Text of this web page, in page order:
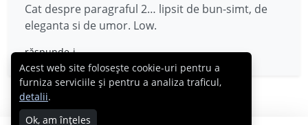
Cat despre paragraful 2… lipsit de bun-simt, de
eleganta si de umor. Low.
răspunde-i
Acest web site folosește cookie-uri pentru a
furniza serviciile și pentru a analiza traficul,
detalii.
Ok, am înțeles